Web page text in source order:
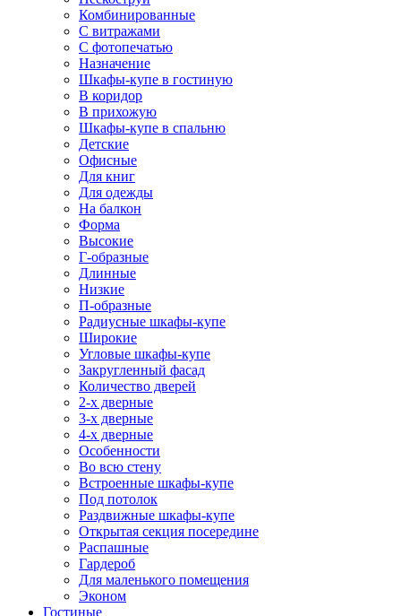
Комбинированные
С витражами
С фотопечатью
Назначение
Шкафы-купе в гостиную
В коридор
В прихожую
Шкафы-купе в спальню
Детские
Офисные
Для книг
Для одежды
На балкон
Форма
Высокие
Г-образные
Длинные
Низкие
П-образные
Радиусные шкафы-купе
Широкие
Угловые шкафы-купе
Закругленный фасад
Количество дверей
2-х дверные
3-х дверные
4-х дверные
Особенности
Во всю стену
Встроенные шкафы-купе
Под потолок
Раздвижные шкафы-купе
Открытая секция посередине
Распашные
Гардероб
Для маленького помещения
Эконом
Гостиные